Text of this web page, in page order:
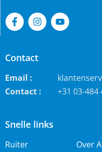
Snelle links
Ruiter Over
Contact
Email :
Contact :
+31 03-484